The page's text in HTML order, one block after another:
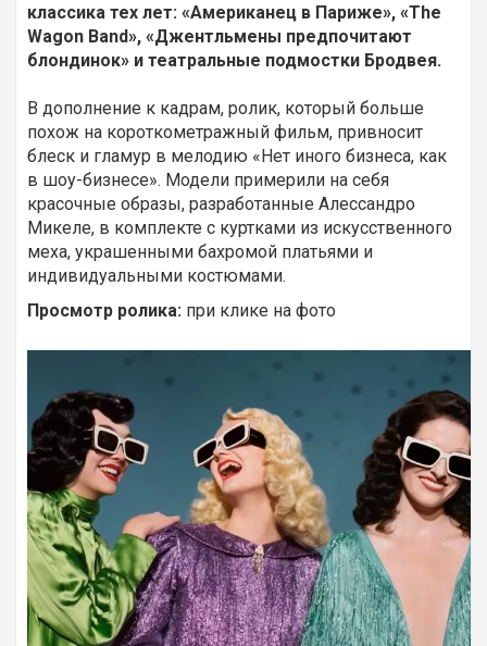
классика тех лет: «Американец в Париже», «The
Wagon Band», «Джентльмены предпочитают
блондинок» и театральные подмостки Бродвея.
В дополнение к кадрам, ролик, который больше
похож на короткометражный фильм, привносит
блеск и гламур в мелодию «Нет иного бизнеса, как
в шоу-бизнесе». Модели примерили на себя
красочные образы, разработанные Алессандро
Микеле, в комплекте с куртками из искусственного
меха, украшенными бахромой платьями и
индивидуальными костюмами.
Просмотр ролика: при клике на фото